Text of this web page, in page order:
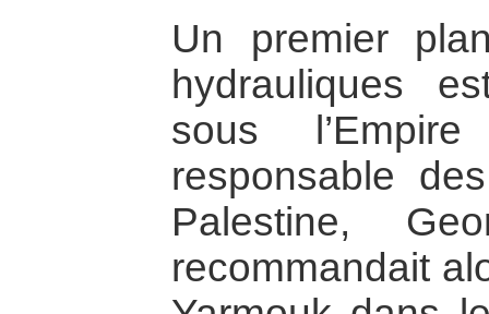
Un premier
hydrauliques
sous
responsable
Palestine,
recommandait